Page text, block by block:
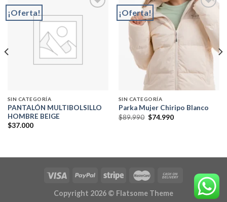
¡Oferta!
SIN CATEGORÍA
PANTALÓN MULTIBOLSILLO
HOMBRE BEIGE
$37.000
¡Oferta!
Add to
wishlist
SIN CATEGORÍA
Parka Mujer Chiripo Blanco
$89.990 El
precio
$74.990El
Copyright 2026 © Flatsome Theme